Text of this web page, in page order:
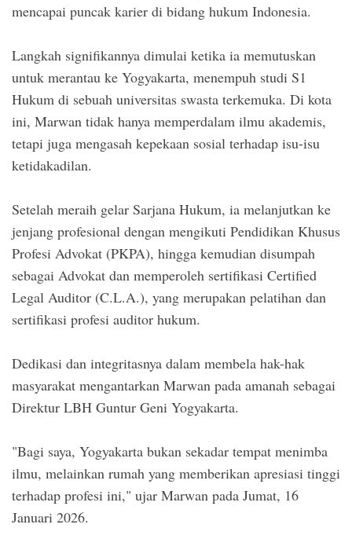
mencapai puncak karier di bidang hukum Indonesia.
Langkah signifikannya dimulai ketika ia memutuskan
untuk merantau ke Yogyakarta, menempuh studi S1
Hukum di sebuah universitas swasta terkemuka. Di kota
ini, Marwan tidak hanya memperdalam ilmu akademis,
tetapi juga mengasah kepekaan sosial terhadap isu-isu
ketidakadilan.
Setelah meraih gelar Sarjana Hukum, ia melanjutkan ke
jenjang profesional dengan mengikuti Pendidikan Khusus
Profesi Advokat (PKPA), hingga kemudian disumpah
sebagai Advokat dan memperoleh sertifikasi Certified
Legal Auditor (C.L.A.), yang merupakan pelatihan dan
sertifikasi profesi auditor hukum.
Dedikasi dan integritasnya dalam membela hak-hak
masyarakat mengantarkan Marwan pada amanah sebagai
Direktur LBH Guntur Geni Yogyakarta.
"Bagi saya, Yogyakarta bukan sekadar tempat menimba
ilmu, melainkan rumah yang memberikan apresiasi tinggi
terhadap profesi ini," ujar Marwan pada Jumat, 16
Januari 2026.